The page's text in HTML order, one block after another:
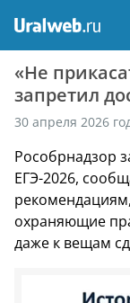
«Не
запретил
30 апреля 2026
Рособрнадзор
ЕГЭ-2026,
охраняющие
даже к вещам